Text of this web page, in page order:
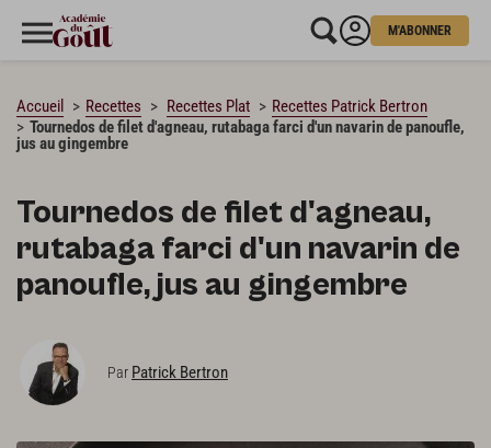
M'ABONNER
Accueil Recettes Recettes Plat
Recettes Patrick Bertron
Tournedos de filet d'agneau, rutabaga farci d'un navarin de panoufle,
jus au gingembre
Tournedos de filet d'agneau,
rutabaga farci d'un navarin de
panoufle, jus au gingembre
Par Patrick Bertron
CHARGEMENT…